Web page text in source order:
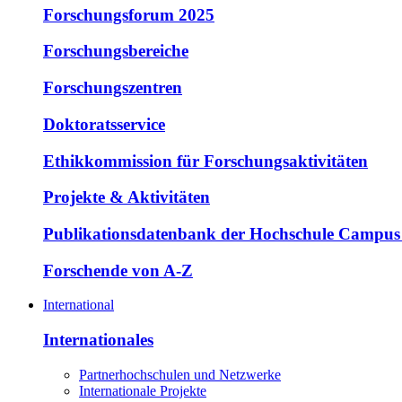
Forschungsforum 2025
Forschungsbereiche
Forschungszentren
Doktoratsservice
Ethikkommission für Forschungsaktivitäten
Projekte & Aktivitäten
Publikationsdatenbank der Hochschule
Forschende von A-Z
International
Internationales
Partnerhochschulen und Netzwerke
Internationale Projekte